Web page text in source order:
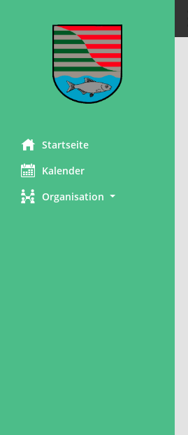
Startseite
Kalender
Organisation